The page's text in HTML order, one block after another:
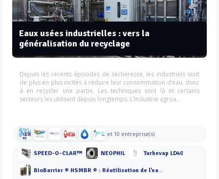
Eaux usées industrielles : vers la
généralisation du recyclage
Depuis les récents épisodes de sécheresse, les industriels sont
de plus en plus incités à réduire leur consommation d’eau, donc
à en recycler une partie. Les techniques sont là et certains
secteurs les utilisent depuis longtemps. L’industrie agroa...
et 10 entreprise(s)
SPEED-O-CLAR™ NEOPHIL Turbevap LD40
BioBarrier ® HSMBR ® : Réutilisation de l’eau à forte charge